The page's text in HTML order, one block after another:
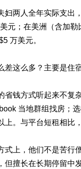
妇两人全年实际支出
元；在美洲（含加勒
万美元。
差这么多？主要是住
省钱方式听起来不复
当地群组找房；
上。与平台短租相比
式上，他们不是苦行
但擅长在长期停留中